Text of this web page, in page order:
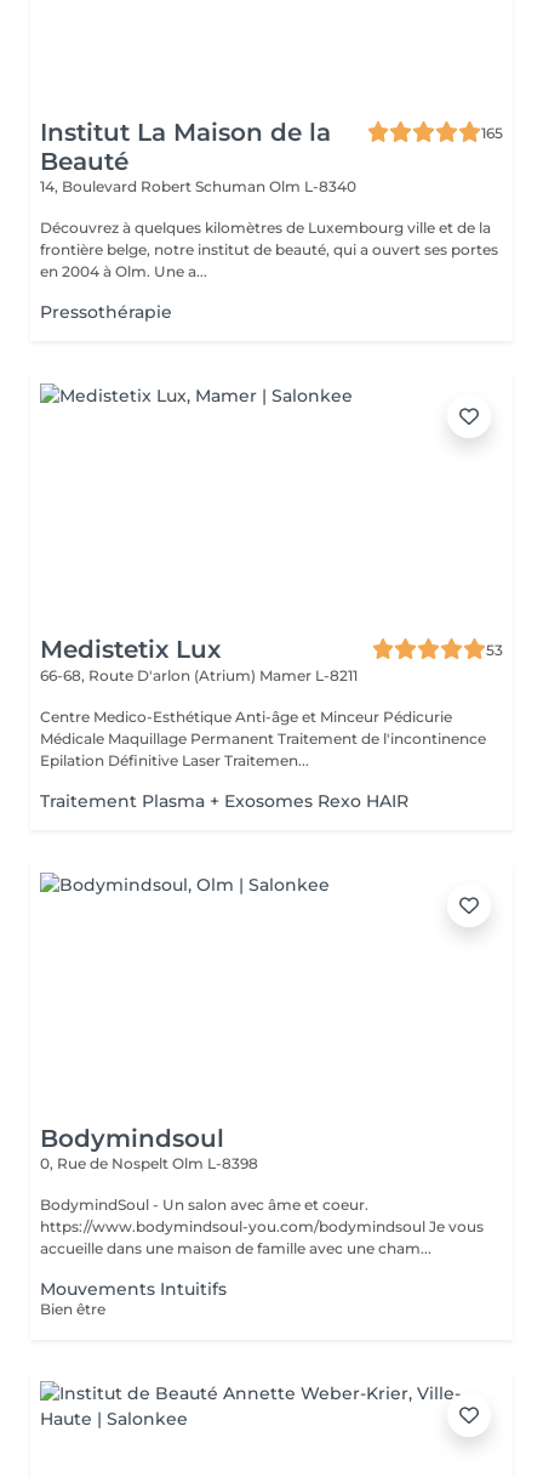
Institut La Maison de la
Beauté
165
14, Boulevard Robert Schuman Olm L-8340
Découvrez à quelques kilomètres de Luxembourg ville et de la
frontière belge, notre institut de beauté, qui a ouvert ses portes
en 2004 à Olm. Une a...
Pressothérapie
Medistetix Lux
53
66-68, Route D'arlon (Atrium) Mamer L-8211
Centre Medico-Esthétique Anti-âge et Minceur Pédicurie
Médicale Maquillage Permanent Traitement de l'incontinence
Epilation Définitive Laser Traitemen...
Traitement Plasma + Exosomes Rexo HAIR
Bodymindsoul
0, Rue de Nospelt Olm L-8398
BodymindSoul - Un salon avec âme et coeur.
https://www.bodymindsoul-you.com/bodymindsoul Je vous
accueille dans une maison de famille avec une cham...
Mouvements Intuitifs
Bien être